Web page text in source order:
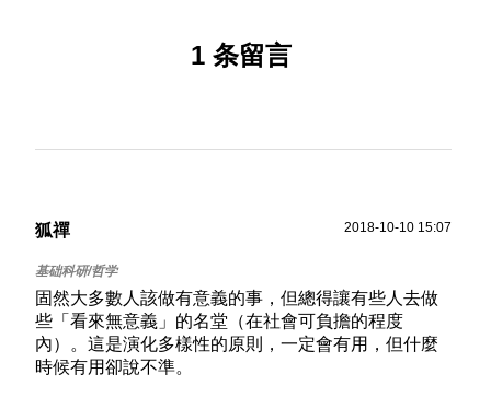
1 条留言
狐禪 2018-10-10 15:07
固然大多數人該做有意義的事，但總得讓有些人去做
些「看來無意義」的名堂（在社會可負擔的程度
內）。這是演化多樣性的原則，一定會有用，但什麼
時候有用卻說不準。